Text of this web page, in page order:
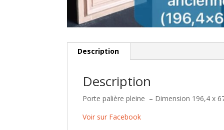
Description
Description
Porte palière pleine – Dimension 196,4 x
Voir sur Facebook